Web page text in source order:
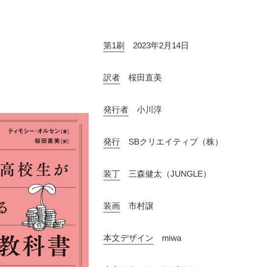
第1刷 2023年2月14日
訳者桜田直美
発行者小川淳
発行SBクリエイティブ（株）
装丁三森健太（JUNGLE）
装画 市村譲
本文デザイン miwa